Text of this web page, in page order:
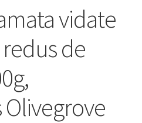
vidate
de